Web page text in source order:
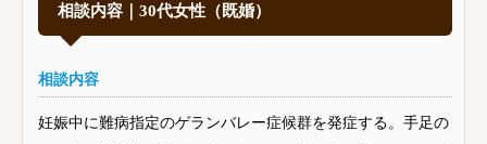
相談内容｜30代女性（既婚）
相談内容
妊娠中に難病指定のゲランバレー症候群を発症する。手足の